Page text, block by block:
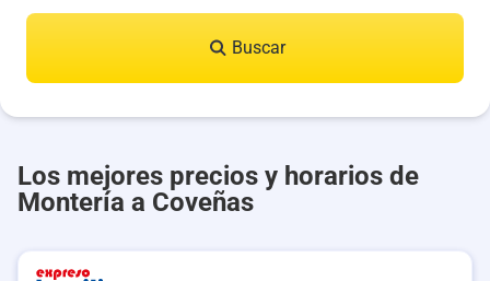
Buscar
Los mejores precios y horarios de
Montería a Coveñas